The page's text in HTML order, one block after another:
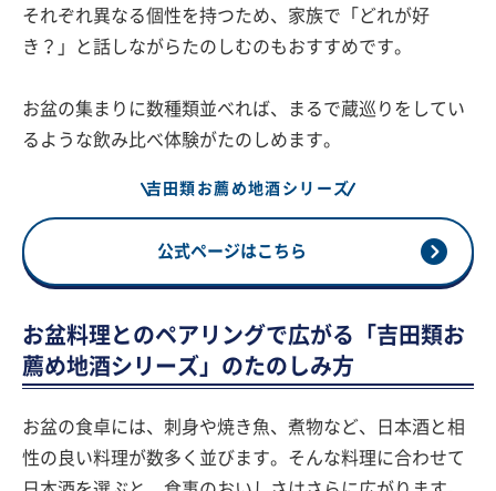
それぞれ異なる個性を持つため、家族で「どれが好
き？」と話しながらたのしむのもおすすめです。
お盆の集まりに数種類並べれば、まるで蔵巡りをしてい
るような飲み比べ体験がたのしめます。
吉田類お薦め地酒シリーズ
公式ページはこちら
お盆料理とのペアリングで広がる「吉田類お
薦め地酒シリーズ」のたのしみ方
お盆の食卓には、刺身や焼き魚、煮物など、日本酒と相
性の良い料理が数多く並びます。そんな料理に合わせて